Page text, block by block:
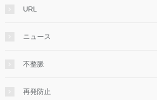
URL
ニュース
不整脈
再発防止